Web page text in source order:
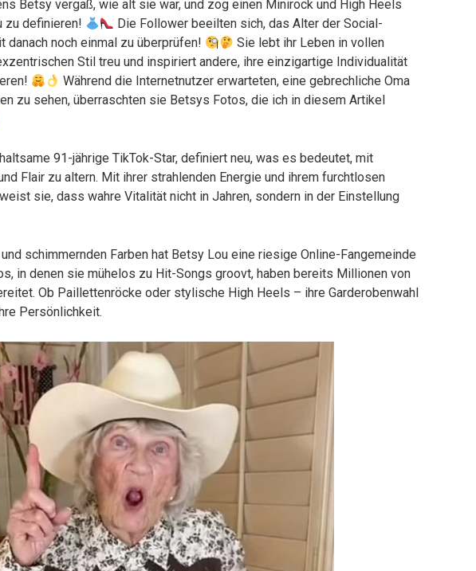
Betsy vergaß, wie alt sie war, und zog einen Minirock und High Heels
zu definieren!
Die Follower beeilten sich, das Alter der Social-
danach noch einmal zu überprüfen!
Sie lebt ihr Leben in vollen
Stil treu und inspiriert andere, ihre einzigartige Individualität
Während die Internetnutzer erwarteten, eine gebrechliche Oma
zu sehen, überraschten sie Betsys Fotos, die ich in diesem Artikel
91-jährige TikTok-Star, definiert neu, was es bedeutet, mit
Flair zu altern. Mit ihrer strahlenden Energie und ihrem furchtlosen
sie, dass wahre Vitalität nicht in Jahren, sondern in der Einstellung
schimmernden Farben hat Betsy Lou eine riesige Online-Fangemeinde
in denen sie mühelos zu Hit-Songs groovt, haben bereits Millionen von
Ob Paillettenröcke oder stylische High Heels – ihre Garderobenwahl
Persönlichkeit.